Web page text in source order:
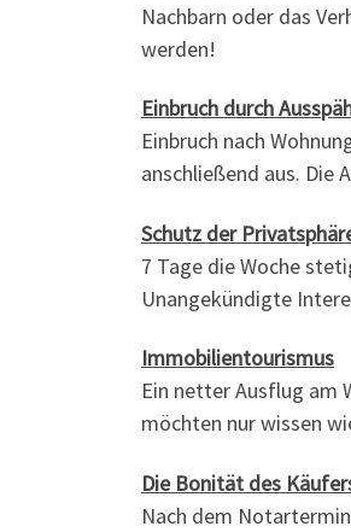
Nachbarn oder das
werden!
Einbruch durch
Einbruch nach
anschließend aus. Die
Schutz der
7 Tage die Woche
Unangekündigte
Immobilientourismus
Ein netter Ausflug am
möchten nur wissen
Die Bonität des
Nach dem